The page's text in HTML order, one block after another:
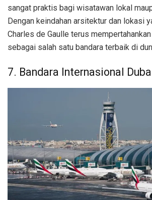
sangat praktis bagi wisatawan lokal
Dengan keindahan arsitektur dan lokasi
Charles de Gaulle terus
sebagai salah satu bandara terbaik di
7. Bandara Internasional